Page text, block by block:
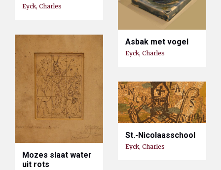
Eyck, Charles
Asbak met vogel
Eyck, Charles
Mozes slaat water
uit rots
St.-Nicolaasschool
Eyck, Charles